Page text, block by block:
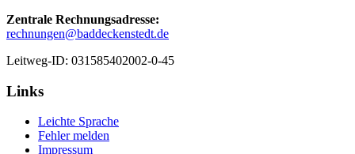
Zentrale Rechnungsadresse:
rechnungen@baddeckenstedt.de
Leitweg-ID: 031585402002-0-45
Links
Leichte Sprache
Fehler melden
Impressum